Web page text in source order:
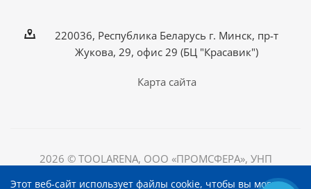
220036, Республика Беларусь г. Минск, пр-т
Жукова, 29, офис 29 (БЦ "Красавик")
Карта сайта
2026 © TOOLARENA, ООО «ПРОМСФЕРА», УНП
Этот веб-сайт использует файлы cookie, чтобы вы могли